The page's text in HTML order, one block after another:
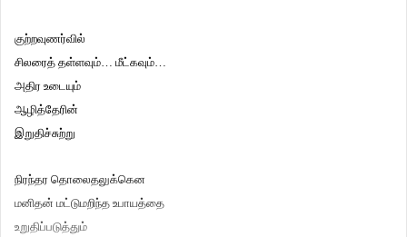
குற்றவுணர்வில்
சிலரைத் தள்ளவும்… மீட்கவும்…
அதிர உடையும்
ஆழித்தேரின்
இறுதிச்சுற்று
நிரந்தர தொலைதலுக்கென
மனிதன் மட்டுமறிந்த உபாயத்தை
உறுதிப்படுத்தும்